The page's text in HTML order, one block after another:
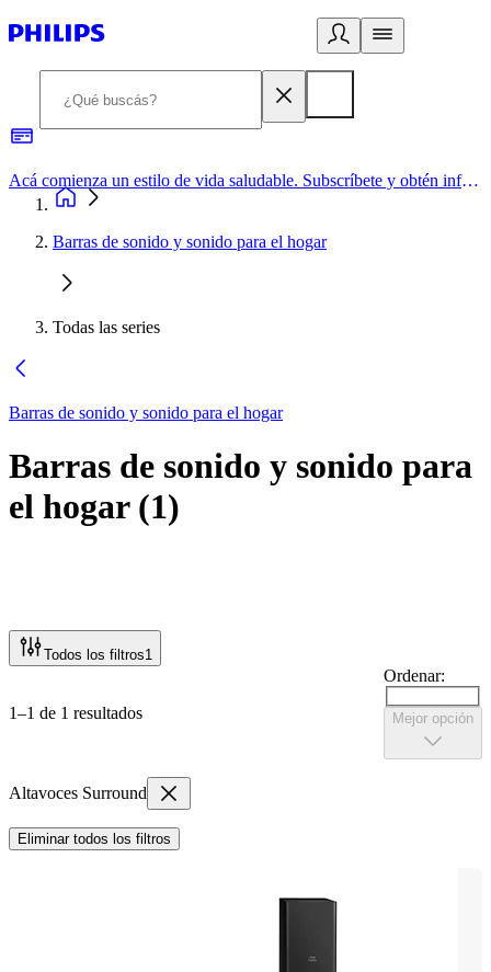
Acá comienza un estilo de vida saludable. Subscríbete y obtén información de primera mano
Barras de sonido y sonido para el hogar
Todas las series
Barras de sonido y sonido para el hogar
Barras de sonido y sonido para
el hogar(1)
Todos los filtros1
1–1 de 1 resultados
Ordenar:
Mejor opción
Altavoces Surround
Eliminar todos los filtros